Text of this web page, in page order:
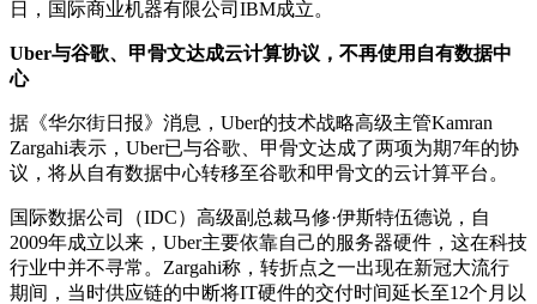
日，国际商业机器有限公司IBM成立。
Uber与谷歌、甲骨文达成云计算协议，不再使用自有数据中
心
据《华尔街日报》消息，Uber的技术战略高级主管Kamran
Zargahi表示，Uber已与谷歌、甲骨文达成了两项为期7年的协
议，将从自有数据中心转移至谷歌和甲骨文的云计算平台。
国际数据公司（IDC）高级副总裁马修·伊斯特伍德说，自
2009年成立以来，Uber主要依靠自己的服务器硬件，这在科技
行业中并不寻常。Zargahi称，转折点之一出现在新冠大流行
期间，当时供应链的中断将IT硬件的交付时间延长至12个月以